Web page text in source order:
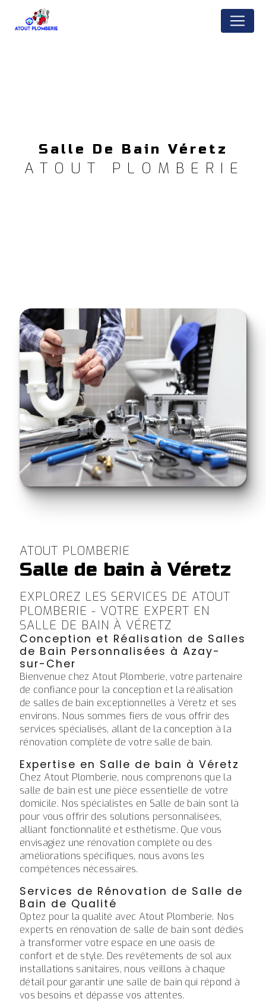
Salle De Bain Véretz
ATOUT PLOMBERIE
ATOUT PLOMBERIE
Salle de bain à Véretz
EXPLOREZ LES SERVICES DE ATOUT
PLOMBERIE - VOTRE EXPERT EN
SALLE DE BAIN À VÉRETZ
Conception et Réalisation de Salles
de Bain Personnalisées à Azay-
sur-Cher
Bienvenue chez Atout Plomberie, votre partenaire
de confiance pour la conception et la réalisation
de salles de bain exceptionnelles à Véretz et ses
environs. Nous sommes fiers de vous offrir des
services spécialisés, allant de la conception à la
rénovation complète de votre salle de bain.
Expertise en Salle de bain à Véretz
Chez Atout Plomberie, nous comprenons que la
salle de bain est une pièce essentielle de votre
domicile. Nos spécialistes en Salle de bain sont là
pour vous offrir des solutions personnalisées,
alliant fonctionnalité et esthétisme. Que vous
envisagiez une rénovation complète ou des
améliorations spécifiques, nous avons les
compétences nécessaires.
Services de Rénovation de Salle de
Bain de Qualité
Optez pour la qualité avec Atout Plomberie. Nos
experts en rénovation de salle de bain sont dédiés
à transformer votre espace en une oasis de
confort et de style. Des revêtements de sol aux
installations sanitaires, nous veillons à chaque
détail pour garantir une salle de bain qui répond à
vos besoins et dépasse vos attentes.
Panneau de gestion des cookies